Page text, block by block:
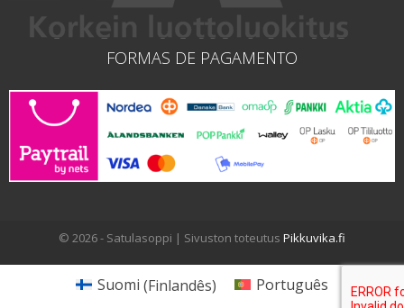
FORMAS DE PAGAMENTO
© 2026 - Satulasoppi | Sivuston toteutus Pikkuvika.fi
Suomi (Finlandês) Português